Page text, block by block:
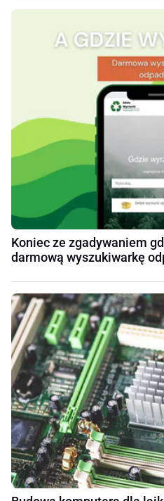
Koniec ze zgadywaniem
darmową wyszukiwarkę